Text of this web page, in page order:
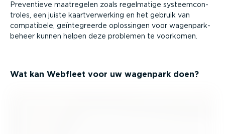
Preventieve maatregelen zoals regelmatige systeem­con­
troles, een juiste kaart­ver­werking en het gebruik van
compatibele, geïnte­greerde oplossingen voor wagen­park­
beheer kunnen helpen deze problemen te voorkomen.
Wat kan Webfleet voor uw wagenpark doen?